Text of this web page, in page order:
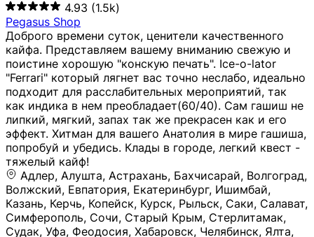
4.93 (1.5k)
Pegasus Shop
Доброго времени суток, ценители качественного
кайфа. Представляем вашему вниманию свежую и
поистине хорошую "конскую печать". Ice-o-lator
"Ferrari" который лягнет вас точно неслабо, идеально
подходит для расслабительных мероприятий, так
как индика в нем преобладает(60/40). Сам гашиш не
липкий, мягкий, запах так же прекрасен как и его
эффект. Хитман для вашего Анатолия в мире гашиша,
попробуй и убедись. Клады в городе, легкий квест -
тяжелый кайф!
Адлер, Алушта, Астрахань, Бахчисарай, Волгоград, Волжский, Евпатория, Екатеринбург, Ишимбай, Казань, Керчь, Копейск, Курск, Рыльск, Саки, Салават, Симферополь, Сочи, Старый Крым, Стерлитамак, Судак, Уфа, Феодосия, Хабаровск, Челябинск, Ялта, Джанкой, Новосибирск, Щёлкино, Санкт-Петербург, Мурманск, Сургут, Невинномысск, Черкесск, Усть-Лабинск, Геленджик, Ставрополь, Калуга, Елец, Лебедянь, Данков, Жуковский, Оренбург, Орск (Оренбургская область), Магнитогорск, Пермь, Зеленоград, Солнечногорск, Нижний Новгород, Лысково, Заволжье, Кстово, Балахна (Нижегородская область), Богородск, Бор (Нижегородская область), Саратов, Энгельс, Ижевск, Тюмень, Ростов-на-Дону, Шахты, Новочеркасск, Батайск, Аксай, Люберцы, Истра, Москва, Армавир, Краснодар, Магадан, Самара, Анапа, Славянск-на-Кубани, Чаплыгин, Липецк, Нижний Тагил, Орехово-Зуево, Усть-Джегута, Лянтор, Нефтеюганск, Пыть-Ях, Урень, Ветлуга, Шахунья, Новороссийск, Крымск, Тимашёвск, Тольятти, Воткинск, Звенигород, Руза, Можайск, Белгород, Воронеж, Соликамск, Нытва, Лысьва (Пермский край), Чусовой, Кунгур, Краснокамск, Миасс, Губаха, Тула, Новомосковск, Донской, Омск, Льгов, Мытищи, Королёв, Ивантеевка, Балашиха, Семилуки, Кудымкар, Старый Оскол, Оса (Пермский край), Одинцово (Московская область), Ханты-Мансийск, Лабинск, Темрюк, Курганинск, Белореченск (Краснодарский край), Алупкa, Губкин, Рязань, Калининград, Усть-Илимск, Фрязино, Минеральные Воды, Пятигорск, Кострома, Ярославль, Коркино, Верхняя Пышма, Подольск, Красноярск, Смоленск, Долгопрудный, Чебоксары, Калачинск, Канск, Киров (Кировская область), Вологда, Рославль, Владивосток, Обнинск, Балабаново (Калужская область), Малоярославец, Брянск, Видное, Ярцево, Вязьма, Гагарин, Приволжск, Фурманов, Чайковский, Кинешма, Горячий Ключ, Улан-Удэ, Туймазы, Дюртюли, Альметьевск, Нефтекамск, Хадыженск, Апшеронск, Майкоп, Уссурийск, Ульяновск, Гатчина, Луга (Ленинградская область), Надым, Ногинск, Электросталь, Железнодорожный (Московская область), Бутурлиновка, Кириллов, Краснознаменск (Калиниградская область), Мышкин, Томмот, Холм, Абакан, Абдулино, Агидель, Агрыз, Адыгейск, Азнакаево, Алатырь, Алдан, Алейск, Александров, Александровск, Алексеевка (Белгородская обл.), Алексин, Амурск, Анадырь, Ангарск, Андреаполь, Анжеро-Судженск, Анива, Апатиты, Арамиль, Ардон, Арзамас, Аркадак, Арсеньев, Артём, Артёмовский, Архангельск, Асбест, Асино, Аткарск, Ахтубинск, Аша, Бабаево (Вологодская область), Бавлы (Республика Татарстан), Байкальск, Бакал, Баксан, Балаклава, Балаково (Саратовская область), Балашов (Саратовская область), Балтийск, Барабинск, Барнаул, Барыш (Ульяновская область), Бежецк, Белая Калитва (Ростовская область), Белебей, Белогорск (Крым), Белозерск, Белокуриха, Беломорск, Белоозёрский (Московская область), Белорецк (Республика Башкортостан), Кызыл, Белоярский (Ханты-Мансийский АО), Бердск, Березники (Пермский край), Берёзовский (Кемеровская область), Берёзовский (Свердловская область), Беслан, Бийск, Бикин, Билибино, Биробиджан, Благовещенск (Амурская область), Благовещенск (Башкортостан), Бобров, Богородицк, Боготол, Богучар, Бокситогорск (Ленинградская область), Бологое (Тверская область), Болхов, Большой Камень (Приморский край), Борисоглебск (Воронежская область), Боровичи (Новгородская область), Боровск, Бородино, Братск, Бронницы (Московская область), Бугульма (Республика Татарстан), Бугуруслан (Оренбургская область), Буинск, Буй, Буйнакск, Валдай, Валуйки, Велиж, Великие Луки, Великий Новгород, Великий Устюг, Вельск, Венёв, Верещагино, Верхнеуральск, Верхний Уфалей, Верхняя Салда, Верхняя Тура, Весьегонск, Вилючинск, Вихоревка, Вичуга, Владикавказ, Волгодонск, Волгореченск, Володарск, Волосово, Волчанск, Вольск, Воркута, Ворсма, Всеволожск (Ленинградская область), Вуктыл, Выкса, Высоковск, Высоцк, Вытегра, Вышний Волочёк, Вяземский, Вязники, Вятские Поляны, Нея, Шилка, Гаврилов Посад, Гаврилов-Ям, Гай, Галич, Гдов, Голицыно, Горно-Алтайск, Горнозаводск, Горняк, Городец, Гороховец, Гремячинск, Грозный, Грязи, Грязовец, Губкинский, Гуково, Гулькевичи, Гурьевск (Калининградская область), Гурьевск (Кемеровская область), Гусев, Гусь-Хрустальный, Давлеканово, Далматово, Дальнегорск, Дегтярск, Дедовск, Демидов, Дербент, Десногорск, Дзержинск, Дзержинский (Московская область), Дивногорск, Димитровград, Дмитровск, Дно, Добрянка, Долинск, Домодедово, Донецк (ДНР), Дорогобуж, Дрезна, Дубна, Дудинка, Духовщина, Дятьково, Егорьевск, Елабуга, Елизово, Ельня (Будет изменено название), Емва, Енисейск, Ермолино, Ершов, Ессентуки, Ефремов, Железноводск, Железногорск (Красноярский край), Железногорск (Курская область), Железногорск-Илимский, Жигулёвск, Жиздра, Жирновск, Жуков, Жуковка, Заводоуковск, Заволжск, Задонск, Заинск, Заозёрный, Заозёрск, Западная Двина, Заполярный, Зарайск, Заречный (Пензенская область), Заречный (Свердловская область), Заринск, Звенигово, Зверево, Зеленогорск ( Ленинградская обл. ), Зеленоградск, Зеленодольск, Зеленокумск, Зерноград, Зима, Змеиногорск, Зубцов, Ивангород, Иваново, Ивдель, Избербаш, Изобильный, Иланский, Инза, Инкерман, Инта, Ипатово, Искитим, Йошкар-Ола, Кадников, Калач, Калач-на-Дону, Калининск, Калтан, Калязин, Камбарка, Каменка (Пензенская область), Каменногорск (Ленинградская область), Каменск-Уральский, Каменск-Шахтинский, Камень-на-Оби, Камешково, Камышин, Канаш, Кандалакша, Карабаново, Карабаш, Карачаевск, Каргат, Каргополь, Карпинск, Карталы, Касимов, Касли, Каспийск, Катав-Ивановск, Катайск, Качканар, Кашин, Кашира, Кемерово, Кемь, Кизел, Кизилюрт, Кизляр, Кимовск, Кимры, Кингисепп, Кинель, Киреевск, Киренск, Киржач, Кириши, Кирово-Чепецк, Кировск (Ленинградская область), Кировск (Мурманская область), Кирсанов, Киселёвск, Кисловодск, Климовск, Клинцы, Княгинино, Ковдор, Ковров, Когалым, Козельск, Козьмодемьянск, Кола, Кологрив, Колпашево, Колпино, Кольчугино, Комсомольск, Комсомольск-на-Амуре, Конаково, Кондопога, Кондрово, Константиновск, Кораблино, Кореновск, Корсаков, Коряжма, Костерёво, Костомукша, Котельники, Котельниково, Котельнич, Котлас, Котовск, Кохма, Красноармейск (Московская область), Краснозаводск, Краснознаменск (Московская область), Краснокаменск, Краснослободск (Волгоградская область), Краснотурьинск, Красноуральск, Красный Сулин, Кремёнки, Кропоткин, Кубинка, Кувшиново (Тверская область), Кудрово, Кулебаки, Кумертау, Курлово, Куровское, Куртамыш, Курчатов, Куса, Кушва, Кыштым, Лабытнанги, Лагань, Лаишево (Республика Татарстан), Лакинск, Лангепас, Лахденпохья, Ленинск-Кузнецкий, Ленск (Республика Саха), Лермонтов (Ставропольский край), Лесозаводск (Приморский край), Лесосибирск, Ливны (Орловская область), Ликино-Дулёво, Липки (Тульская область), Лиски (Воронежская область), Лихославль, Лодейное Поле, Ломоносов (Санкт-Петербург), Лосино-Петровский, Лукоянов, Луховицы, Лыткарино, Любань (Ленинградская область), Любим, Людиново, Магас, Майский, Макаров, Малая Вишера, Малгобек, Мамадыш, Мамоново, Мантурово, Маркс, Махачкала, Мглин, Мегион, Медвежьегорск, Медногорск, Медынь, Меленки, Мелеуз, Менделеевск, Мещовск, Микунь, Миллерово, Минусинск, Миньяр, Мирный (Архангельская область), Мирный (Якутия), Михайловка (Город), Михайловск (Свердловская область), Михайловск (Ставропольский край), Могоча, Можга, Моздок, Мончегорск, Морозовск, Моршанск, Мосальск, Муравленко, Мурино, Муром, Мценск, Мыски, Набережные Челны, Навашино (Нижегородская область), Назарово (Красноярский край), Назрань, Нальчик, Наро-Фоминск, Нарткала, Нарьян-Мар, Находка, Невель (Псковская область), Невельск, Невьянск, Нелидово (Тверская область), Неман, Нерехта (Костромская область), Нерюнгри, Нестеров, Нефтегорск (Самарская область), Нефтекумск, Нижневартовск, Нижнекамск (Республика Татарстан), Нижнеудинск, Нижние Серги, Нижний Ломов, Нижняя Тура, Николаевск-на-Амуре, Никольск (Вологодская область), Никольск (Пензенская область), Новая Ладога, Новая Ляля, Новоалександровск, Новоалтайск, Нововоронеж, Новодвинск, Новозыбков, Новокубанск, Новокуйбышевск, Новомичуринск, Новопавловск, Новоржев, Новосокольники, Новотроицк, Новоульяновск, Новоуральск, Новохопёрск, Новочебоксарск, Новошахтинск, Новый Оскол, Новый Уренгой, Норильск, Нурлат, Нягань, Нязепетровск, Няндома, Облучье, Обоянь, Озёрск (Калининградская область), Озёрск (Челябинская область), Озёры, Октябрьск (Самарская область), Октябрьский (Башкортостан), Окуловка (Новгородская область), Оленегорск, Олонец, Онега, Опочка, Осинники, Осташков, Остров, Острогожск, Отрадный, Оха, Павлово, Павловск (Воронежская область), Павловск (Санкт-Петербург), Павловский Посад, Партизанск, Певек, Пенза, Первоуральск, Перевоз, Пересвет, Переславль-Залесский, Пестово (Новгородская область), Петрозаводск, Петропавловск-Камчатский, Печоры, Пикалёво, Пионерский, Питкяранта, Плавск, Плёс, Подпорожье, Покачи, Покров, Покровск, Полесск, Полысаево, Полярные Зори, Полярный, Поронайск, Порхов, Похвистнево, Почеп, Починок, Пошехонье, Правдинск, Приморск (Калининградская область), Приморско-Ахтарск, Приозерск, Прокопьевск, Протвино, Прохладный, Пугачёв, Пудож, Пустошка, Пушкино, Пущино, Пыталово, Радужный (Владимирская область), Радужный (Ханты-Мансийский АО), Райчихинск, Раменское, Рассказово, Ревда, Реж, Реутов, Родники, Россошь, Ростов (Ярославская обл.), Рошаль, Ртищево, Рубцовск, Рузаевка, Рыбинск, Рыбное, Ряжск, Салехард, Сальск, Саранск, Сарапул, Саров, Сасово, Сатка, Сафоново, Саяногорск, Саянск, Светлогорск, Светлоград, Светлый, Светогорск (Ленинградская область), Свободный, Себеж, Северобайкальск, Северодвинск, Североуральск, Сегежа, Семикаракорск, Сенгилей, Серафимович, Сергач, Сергиев Посад, Сердобск, Сертолово (Ленинградская область), Сестрорецк (Ленинградская область), Сибай, Скопин, Славгород, Сланцы, Слободской, Слюдянка, Собинка, Советск (Кировская область), Советск (Калининградская область), Советск (Тульская область), Советская Гавань, Советский (Ханты-Мансийский АО), Сокол (Вологодская область), Солигалич, Соль-Илецк, Сольцы, Сортавала, Сосенский, Сосновоборск, Сосновый Бор (Ленинградская область), Сосногорск, Спас-Клепики, Спасск-Рязанский, С